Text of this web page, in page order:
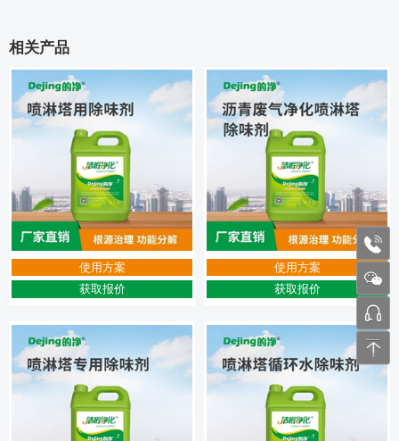
相关产品
使用方案
获取报价
使用方案
获取报价
张